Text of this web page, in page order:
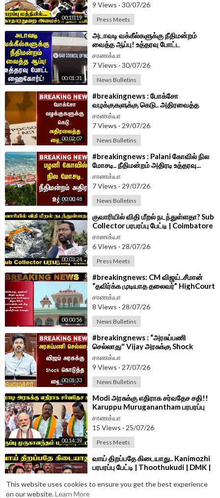
This website uses cookies to ensure you get the best experience
on our website.Learn More
00:10:19
9 Views · 30/07/26
Press Meets
00:01:31
⁣அடாவடி வக்கீல்களுக்கு நீதிமன்றம்
வைத்த ஆப்பு! உத்தரவு போட்ட
HighCourt!
சாணக்யா
7 Views · 30/07/26
News Bulletins
00:02:07
⁣#breakingnews : போக்சோ
வழக்குகளுக்கு கெடு.. அதிரவைத்த
Highcourt Order தீர்ப்பு..
சாணக்யா
7 Views · 29/07/26
News Bulletins
00:00:48
⁣#breakingnews : Palani கோவில் நில
மோசடி.. நீதிமன்றம் அதிரடி உத்தரவு...
சாணக்யா
7 Views · 29/07/26
News Bulletins
00:03:24
⁣குவாரியில் விதி மீறல் நடந்துள்ளதா? Sub
Collector பரபரப்பு பேட்டி | Coimbatore
சாணக்யா
6 Views · 28/07/26
Press Meets
00:00:56
⁣#breakingnews: CM விஜய்..சீமான்
“தவிர்க்க முடியாத தலைவர்” HighCourt
பரபரப்பு கருத்து | Madurai
சாணக்யா
8 Views · 28/07/26
News Bulletins
00:01:33
⁣#breakingnews : “அரசுப்பணி
செல்லாது" Vijay அரசுக்கு Shock
கொடுத்த Highcourt பரபரப்பு பின்னணி
சாணக்யா
9 Views · 27/07/26
News Bulletins
00:14:39
⁣Modi அரசுக்கு எதிராக சர்வதேச சதி!!
Karuppu Muruganantham பரபரப்பு
பேட்டி | Tiruchirappalli
சாணக்யா
15 Views · 25/07/26
Press Meets
⁣வாய் திறப்பதே கிடையாது.. Kanimozhi
பரபரப்பு பேட்டி | Thoothukudi | DMK |
14 Views·25/07/26